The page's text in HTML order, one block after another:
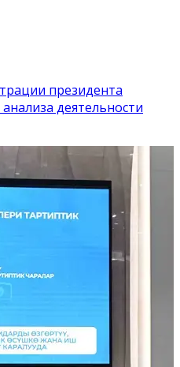
президента
деятельности